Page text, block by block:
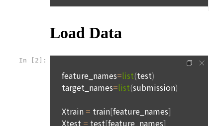
이디를 부여받은 자와 동일인임을 확인하고 "회원"의 권익을 보
동일한 용도로 쓰이는 “사이트”에서 자동 생성된 인증코드를 말
본 약관은 온라인을 통하여 “회원”에게 공시함으로써 효력을 발
1. "회사"는 이 약관의 내용과 상호, 영업소 소재지, 대표자의 성
명, 사업자등록번호, 연락처 등을 "회원"이 알 수 있도록 초기 화
간의 상호 연락, 구매 및 요금 결제, 물품 및 증빙발송, 부정 이용
방지와 비인가 사용방지
3) 서비스 개발 및 마케팅ㆍ광고 활용
맞춤 서비스 제공, 서비스 안내 및 이용권유, 서비스 개선 및 신
규 서비스 개발을 위한 통계 및 접속빈도 파악, 통계학적 특성에